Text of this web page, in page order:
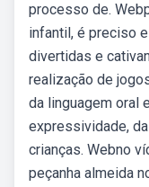
processo de.
infantil, é preciso
divertidas e
realização de
da linguagem oral
expressividade,
crianças. Webno
peçanha almeida